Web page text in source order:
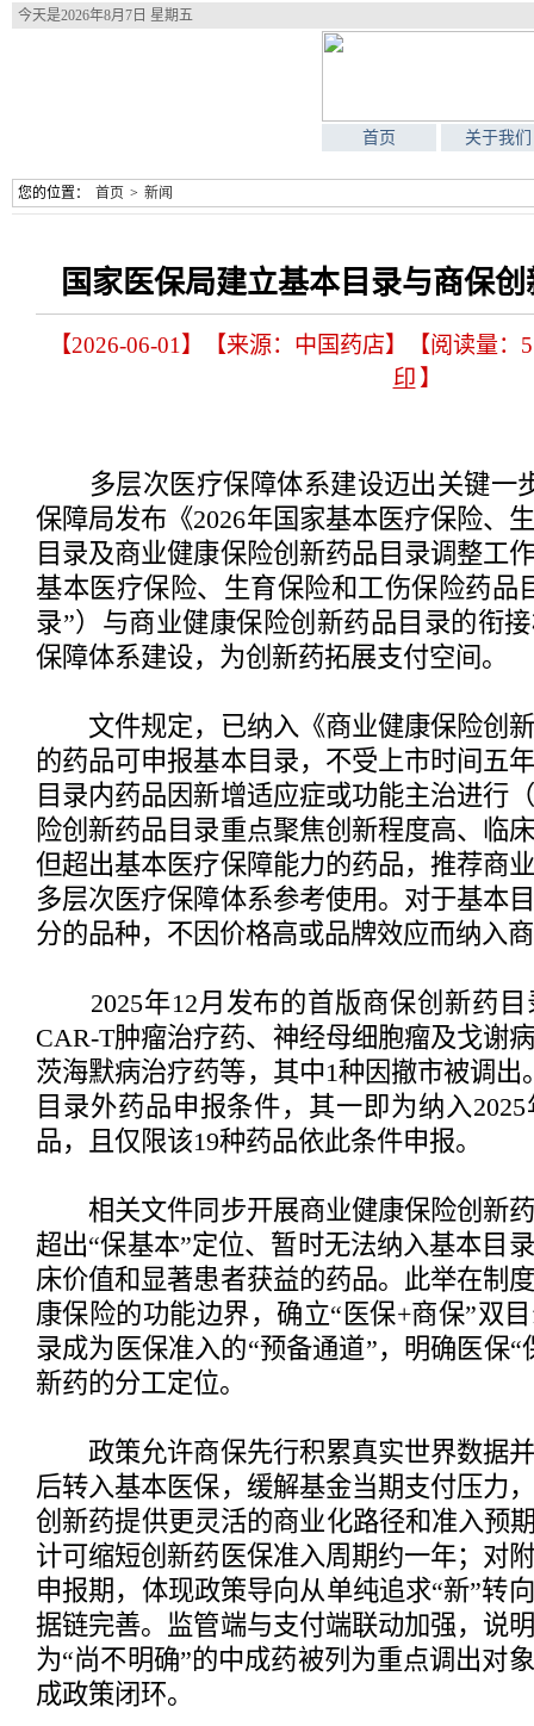
今天是2026年8月7日 星期五
首页 关于我们
您的位置： 首页 > 新闻
国家医保局建立基本目录与商保
【2026-06-01】【来源：中国药店】【阅读量：
印 】
多层次医疗保障体系建设迈出关键一
保障局发布《2026年国家基本医疗保险、
目录及商业健康保险创新药品目录调整工
基本医疗保险、生育保险和工伤保险药品
录”）与商业健康保险创新药品目录的衔
保障体系建设，为创新药拓展支付空间。
文件规定，已纳入《商业健康保险创新
的药品可申报基本目录，不受上市时间五
目录内药品因新增适应症或功能主治进行
险创新药品目录重点聚焦创新程度高、临
但超出基本医疗保障能力的药品，推荐商
多层次医疗保障体系参考使用。对于基本
分的品种，不因价格高或品牌效应而纳入
2025年12月发布的首版商保创新药目
CAR-T肿瘤治疗药、神经母细胞瘤及戈谢
茨海默病治疗药等，其中1种因撤市被调
目录外药品申报条件，其一即为纳入
品，且仅限该19种药品依此条件申报。
相关文件同步开展商业健康保险创新药
超出“保基本”定位、暂时无法纳入基本目
床价值和显著患者获益的药品。此举在制
康保险的功能边界，确立“医保+商保”双
录成为医保准入的“预备通道”，明确医保
新药的分工定位。
政策允许商保先行积累真实世界数据并
后转入基本医保，缓解基金当期支付压力
创新药提供更灵活的商业化路径和准入预
计可缩短创新药医保准入周期约一年；对
申报期，体现政策导向从单纯追求“新”转
据链完善。监管端与支付端联动加强，说
为“尚不明确”的中成药被列为重点调出对
成政策闭环。